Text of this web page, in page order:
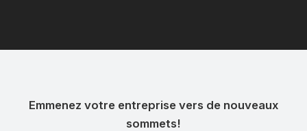
Emmenez votre entreprise vers de nouveaux
sommets!